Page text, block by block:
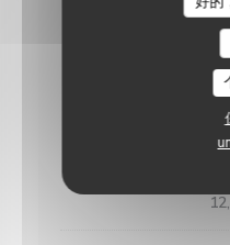
Salade, crudités,
Toasts, huile